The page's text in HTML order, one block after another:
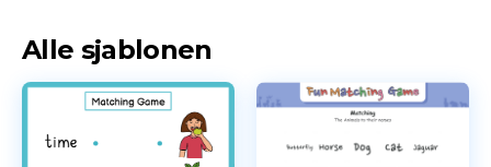
Alle sjablonen